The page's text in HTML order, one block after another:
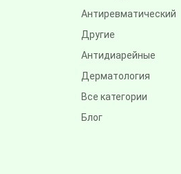
Антиревматический
Другие
Антидиарейные
Дерматология
Все категории
Блог